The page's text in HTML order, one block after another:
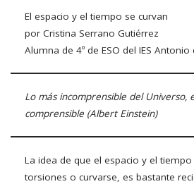
El espacio y el tiempo se curvan
por Cristina Serrano Gutiérrez
Alumna de 4º de ESO del IES
Lo más incomprensible del Universo,
comprensible (Albert Einstein)
La idea de que el espacio y el
torsiones o curvarse, es bastante